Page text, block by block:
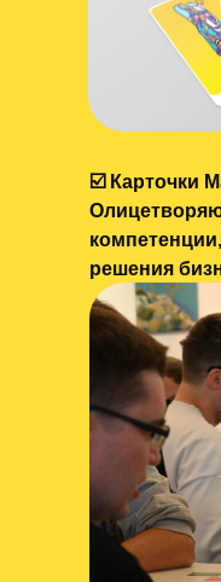
☑️ Карточки
решения